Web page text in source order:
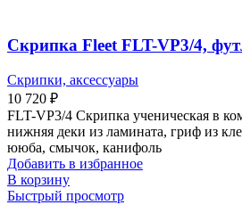
Скрипка Fleet FLT-VP3/4,
Скрипки, аксессуары
10 720 ₽
FLT-VP3/4 Скрипка ученическая в
нижняя деки из ламината, гриф из
ююба, смычок, канифоль
Добавить в избранное
В корзину
Быстрый просмотр